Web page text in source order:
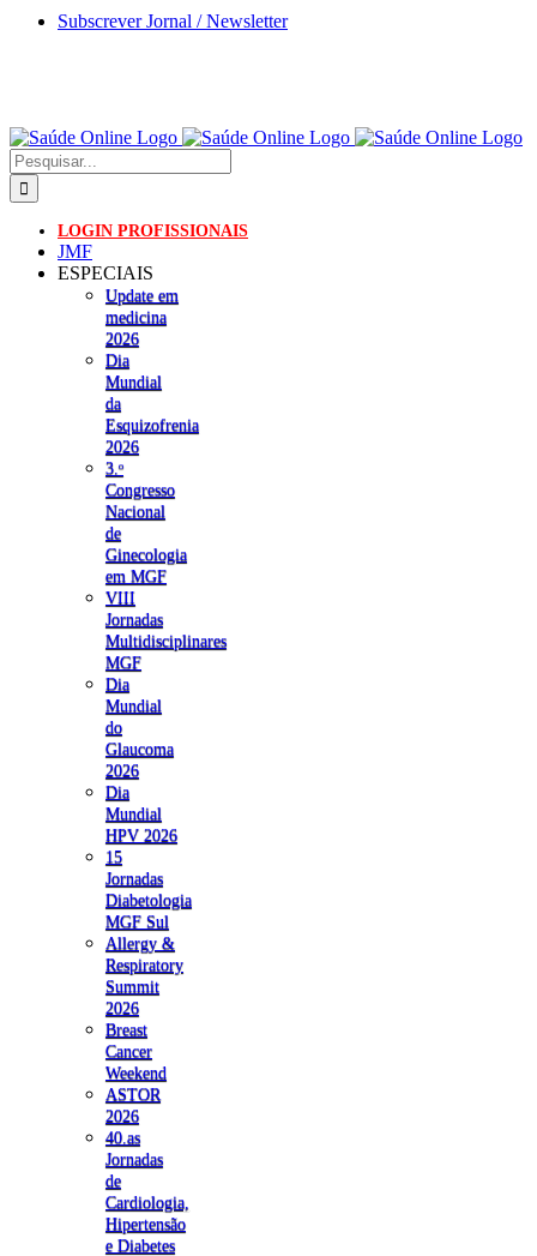
Skip
Subscrever Jornal / Newsletter
Pesquisar
LOGIN PROFISSIONAIS
JMF
ESPECIAIS
Update em
medicina
2026
Dia
Mundial
da
Esquizofrenia
2026
3.ᵒ
Congresso
Nacional
de
Ginecologia
em MGF
VIII
Jornadas
Multidisciplinares
MGF
Dia
Mundial
do
Glaucoma
2026
Dia
Mundial
HPV 2026
15
Jornadas
Diabetologia
MGF Sul
Allergy &
Respiratory
Summit
2026
Breast
Cancer
Weekend
ASTOR
2026
40.as
Jornadas
de
Cardiologia,
Hipertensão
e Diabetes